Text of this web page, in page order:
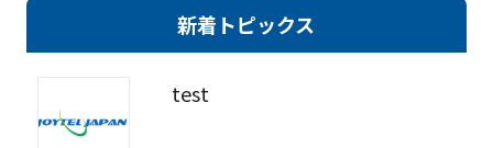
新着トピックス
test